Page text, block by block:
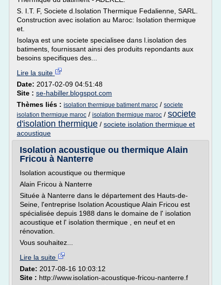
S. I.T. F, Societe d.Isolation Thermique Fedalienne, SARL.
Construction avec isolation au Maroc: Isolation thermique
et.
Isolaya est une societe specialisee dans l.isolation des
batiments, fournissant ainsi des produits repondants aux
besoins specifiques des...
Lire la suite
Date: 2017-02-09 04:51:48
Site : se-habiller.blogspot.com
Thèmes liés : isolation thermique batiment maroc / societe
isolation thermique maroc / isolation thermique maroc / societe
d'isolation thermique / societe isolation thermique et
acoustique
Isolation acoustique ou thermique Alain
Fricou à Nanterre
Isolation acoustique ou thermique
Alain Fricou à Nanterre
Située à Nanterre dans le département des Hauts-de-
Seine, l'entreprise Isolation Acoustique Alain Fricou est
spécialisée depuis 1988 dans le domaine de l' isolation
acoustique et l' isolation thermique , en neuf et en
rénovation.
Vous souhaitez...
Lire la suite
Date: 2017-08-16 10:03:12
Site : http://www.isolation-acoustique-fricou-nanterre.f